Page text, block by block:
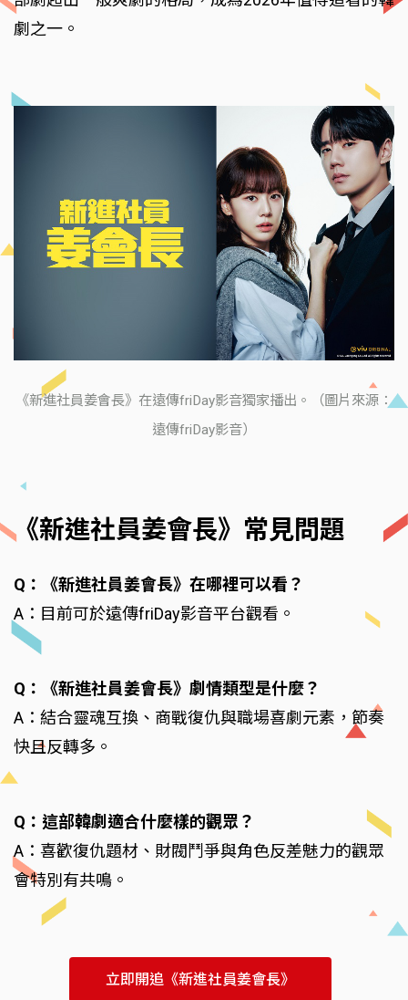
劇之一。
《新進社員姜會長》在遠傳friDay影音獨家播出。（圖片來源：
遠傳friDay影音）
《新進社員姜會長》常見問題
Q：《新進社員姜會長》在哪裡可以看？
A：目前可於遠傳friDay影音平台觀看。
Q：《新進社員姜會長》劇情類型是什麼？
A：結合靈魂互換、商戰復仇與職場喜劇元素，節奏
快且反轉多。
Q：這部韓劇適合什麼樣的觀眾？
A：喜歡復仇題材、財閥鬥爭與角色反差魅力的觀眾
會特別有共鳴。
立即開追《新進社員姜會長》